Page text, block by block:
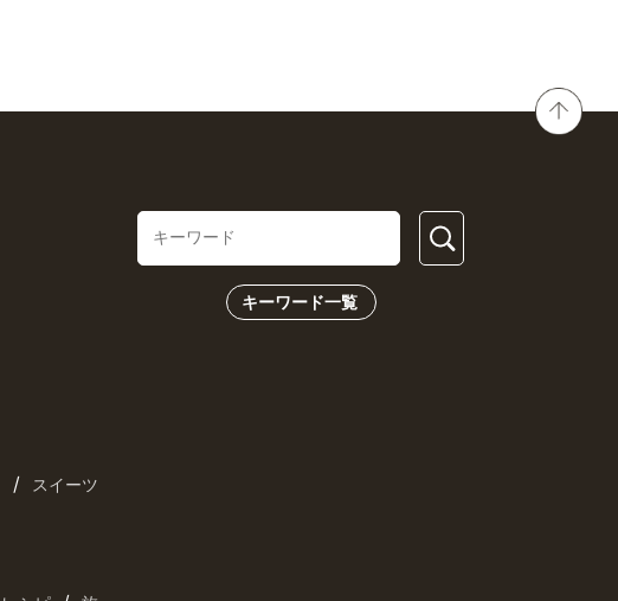
キーワード一覧
/ スイーツ